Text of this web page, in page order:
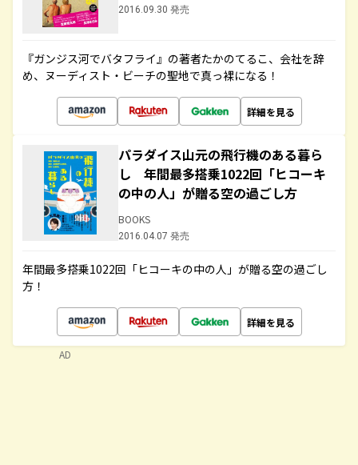
2016.09.30 発売
『ガンジス河でバタフライ』の著者たかのてるこ、会社を辞
め、ヌーディスト・ビーチの聖地で真っ裸になる！
詳細を見る
パラダイス山元の飛行機のある暮ら
し 年間最多搭乗1022回「ヒコーキ
の中の人」が贈る空の過ごし方
BOOKS
2016.04.07 発売
年間最多搭乗1022回「ヒコーキの中の人」が贈る空の過ごし
方！
詳細を見る
AD